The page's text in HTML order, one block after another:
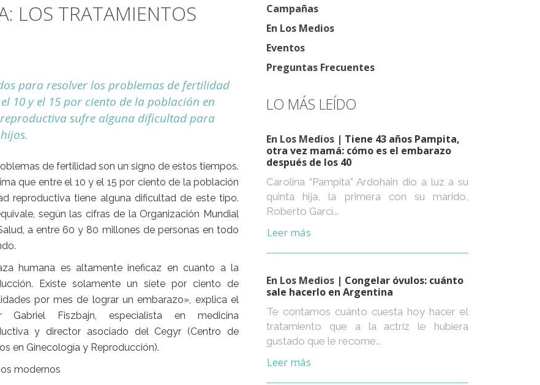
LOS TRATAMIENTOS
para resolver los problemas de fertilidad
10 y el 15 por ciento de la población en
sufre alguna dificultad para
de fertilidad son un signo de estos tiempos.
que entre el 10 y el 15 por ciento de la población
reproductiva tiene alguna dificultad de este tipo.
según las cifras de la Organización Mundial
a entre 60 y 80 millones de personas en todo
humana es altamente ineficaz en cuanto a la
Existe solamente un siete por ciento de
por mes de lograr un embarazo», explica el
Gabriel Fiszbajn, especialista en medicina
y director asociado del Cegyr (Centro de
en Ginecología y Reproducción).
modernos
Campañas
En Los Medios
Eventos
Preguntas Frecuentes
LO MÁS LEÍDO
En Los Medios | Tiene 43 años Pampita,
otra vez mamá: cómo es el embarazo
después de los 40
Carolina “Pampita” Ardohain dio a luz a su
quinta hija, la primera con su marido,
Roberto Garcí...
Leer más
En Los Medios | Congelar óvulos: cuánto
sale hacerlo en Argentina
Te contamos cuánto cuesta hoy hacer el
tratamiento que a la actriz le hubiera
gustado que le recome...
Leer más